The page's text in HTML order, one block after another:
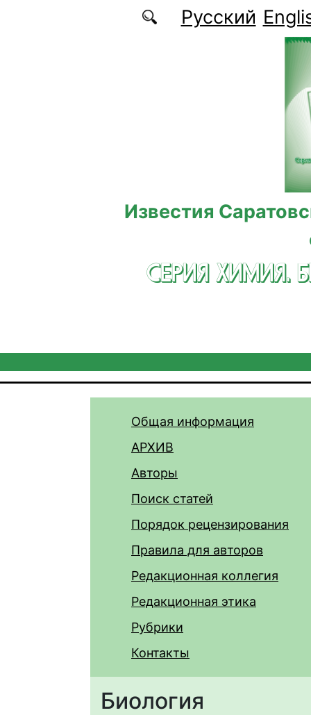
Перейти к основному содержаниюРусский
Известия
СЕРИЯ ХИМИЯ.
Общая информация
АРХИВ
Авторы
Поиск статей
Порядок рецензирования
Правила для авторов
Редакционная коллегия
Редакционная этика
Рубрики
Контакты
Биология